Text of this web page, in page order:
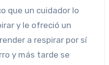
que un cuidador lo
y le ofreció un
a respirar por sí
y más tarde se